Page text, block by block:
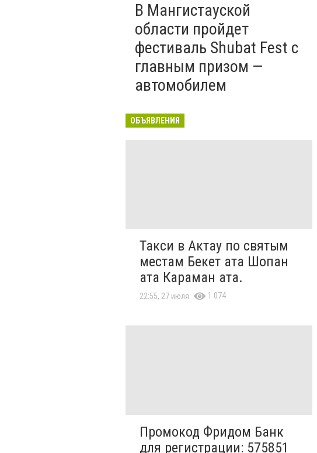
В Мангистауской
области пройдет
фестиваль Shubat Fest с
главным призом —
автомобилем
ОБЪЯВЛЕНИЯ
Такси в Актау по святым
местам Бекет ата Шопан
ата Караман ата.
22:55, 27 июля 1 074
Промокод Фридом Банк
для регистрации: 575851